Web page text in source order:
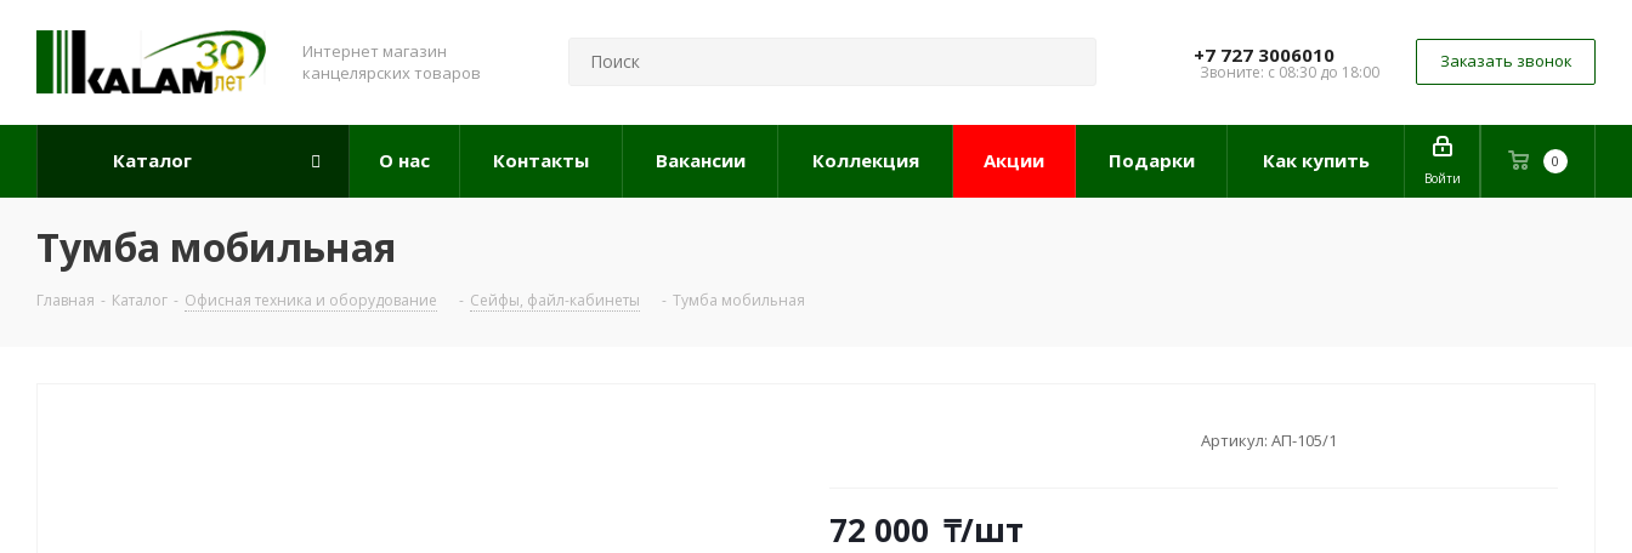
Интернет магазин
канцелярских товаров
+7 727 3006010
Звоните: с 08:30 до 18:00
Заказать звонок
0
Войти
Каталог О нас Контакты Вакансии Коллекция Акции Подарки Как купить
Тумба мобильная
Главная - Каталог - Офисная техника и оборудование - Сейфы, файл-кабинеты - Тумба мобильная
Артикул: АП-105/1
72 000 ₸/шт